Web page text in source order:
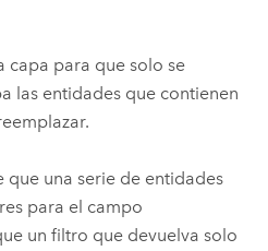
capa para que solo se
las entidades que contienen
que una serie de entidades
para el campo
un filtro que devuelva solo